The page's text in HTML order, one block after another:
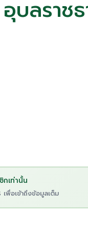
บลรา
เท่านั้น
พื่อเข้าถึงข้อมูลเต็ม